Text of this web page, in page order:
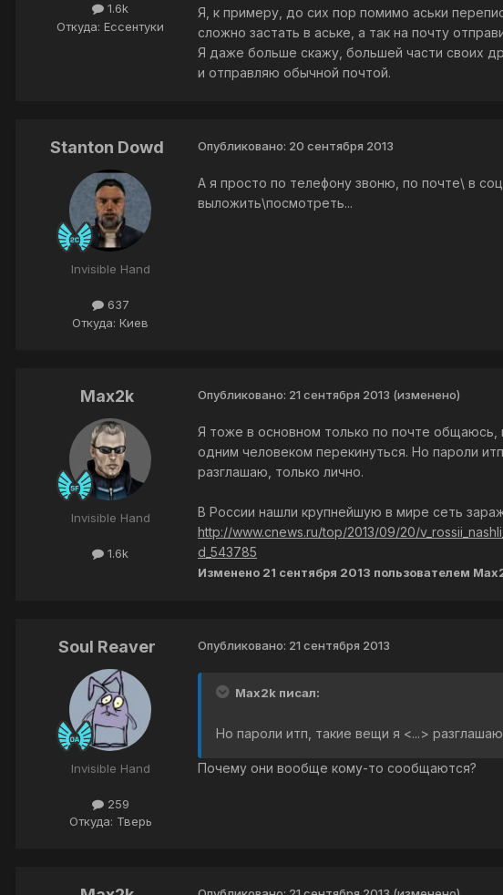
1.6k
Откуда: Ессентуки
Я, к примеру, до сих пор помимо аськи
сложно застать в аське, а так на почту
Я даже больше скажу, большей части своих
и отправляю обычной почтой.
Stanton Dowd
Invisible Hand
637
Откуда: Киев
Опубликовано: 20 сентября 2013
А я просто по телефону звоню, по почте\ в
выложить\посмотреть...
Max2k
Invisible Hand
1.6k
Опубликовано: 21 сентября 2013 (изменено)
Я тоже в основном только по почте общаюсь,
одним человеком перекинуться. Но пароли
разглашаю, только лично.
В России нашли крупнейшую в мире сеть
http://www.cnews.ru/top/2013/09/20/
d_543785
Изменено 21 сентября 2013 пользователем
Soul Reaver
Invisible Hand
259
Откуда: Тверь
Опубликовано: 21 сентября 2013
Max2k писал:
Но пароли итп, такие вещи я <...>
Почему они вообще кому-то сообщаются?